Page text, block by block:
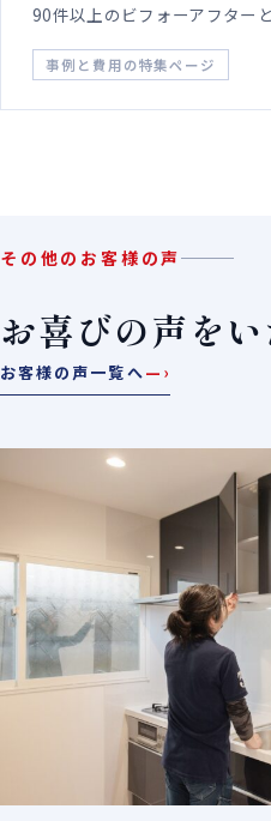
90件以上のビフォーアフター
事例と費用の特集ページ
その他のお客様の声
お喜びの声を
お客様の声一覧へ—›